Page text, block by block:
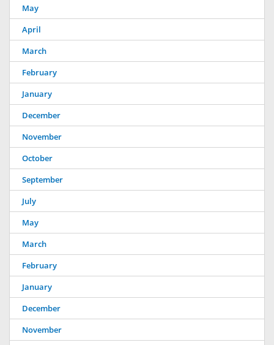
May
April
March
February
January
December
November
October
September
July
May
March
February
January
December
November